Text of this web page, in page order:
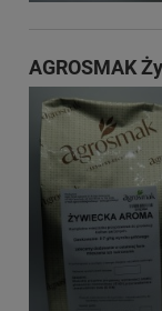
AGROSMAK